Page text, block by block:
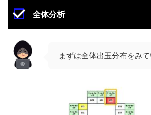
全体分析
まずは全体出玉分布をみて